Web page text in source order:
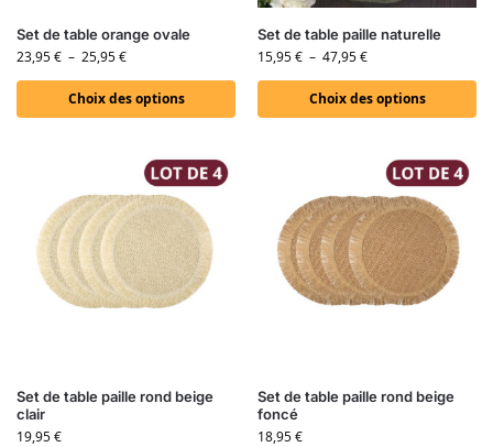
Set de table orange ovale
23,95€ – 25,95€
Choix des options
Set de table paille naturelle
15,95€ – 47,95€
Choix des options
Set de table paille rond beige
clair
19,95€
Set de table paille rond beige
foncé
18,95€